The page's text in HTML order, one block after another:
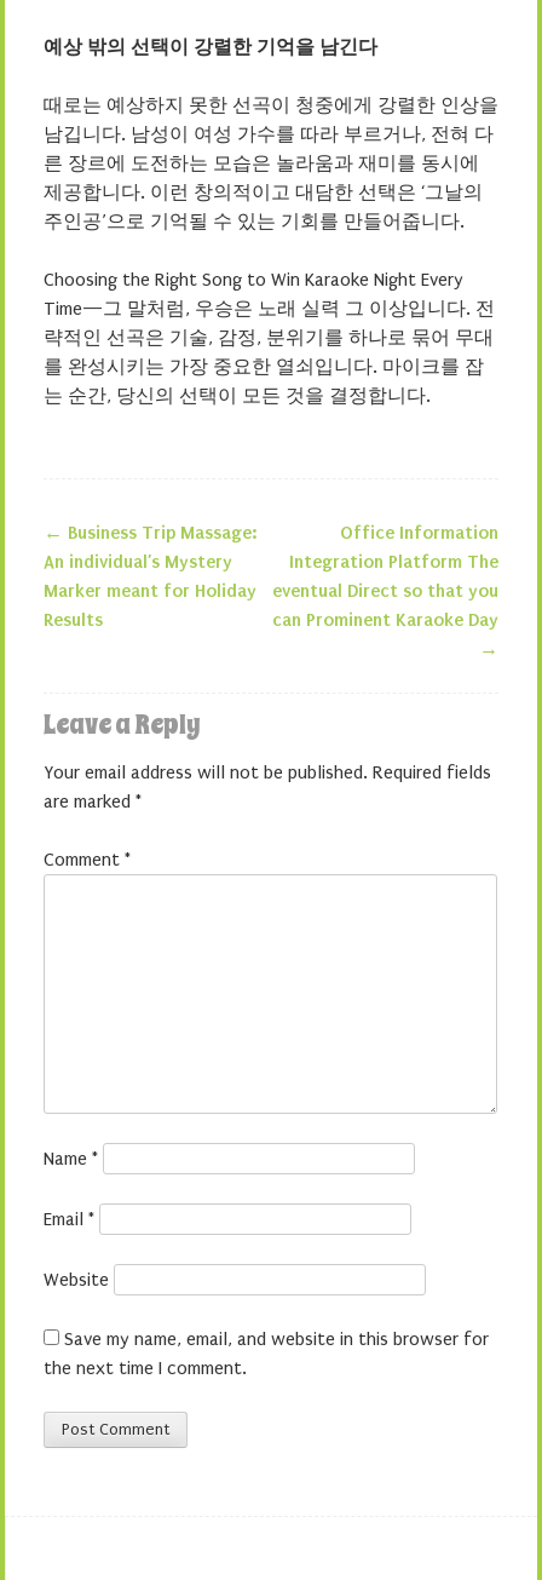
예상 밖의 선택이 강렬한 기억을 남긴다
때로는 예상하지 못한 선곡이 청중에게 강렬한 인상을
남깁니다. 남성이 여성 가수를 따라 부르거나, 전혀 다
른 장르에 도전하는 모습은 놀라움과 재미를 동시에
제공합니다. 이런 창의적이고 대담한 선택은 ‘그날의
주인공’으로 기억될 수 있는 기회를 만들어줍니다.
Choosing the Right Song to Win Karaoke Night Every
Time—그 말처럼, 우승은 노래 실력 그 이상입니다. 전
략적인 선곡은 기술, 감정, 분위기를 하나로 묶어 무대
를 완성시키는 가장 중요한 열쇠입니다. 마이크를 잡
는 순간, 당신의 선택이 모든 것을 결정합니다.
Post navigation
← Business Trip Massage:
An individual’s Mystery
Marker meant for Holiday
Results
Office Information
Integration Platform The
eventual Direct so that you
can Prominent Karaoke Day
→
Leave a Reply
Your email address will not be published. Required fields
are marked *
Comment *
Name *
Email *
Website
Save my name, email, and website in this browser for
the next time I comment.